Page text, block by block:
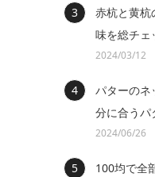
赤杭と黄杭
味を総チェ
2024/03/12
パターのネ
分に合うパ
2024/06/26
100均で全